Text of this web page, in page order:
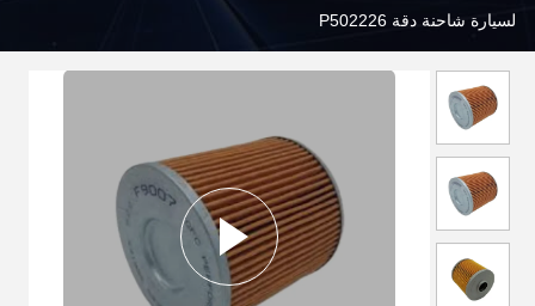
لسيارة شاحنة دقة P502226